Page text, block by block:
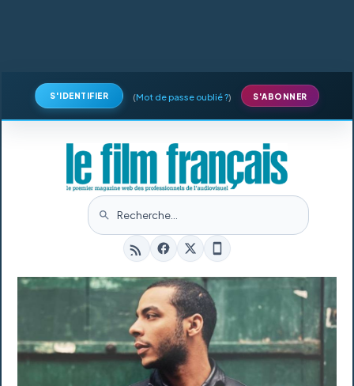
S'IDENTIFIER (Mot de passe oublié ?) S'ABONNER